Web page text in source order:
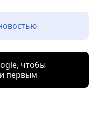
чтобы
первым